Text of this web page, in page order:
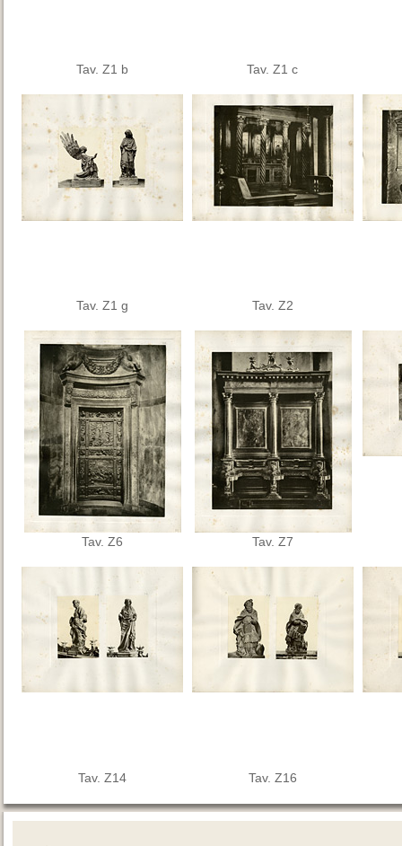
Tav. Z1 b Tav. Z1 c
Tav. Z1 g Tav. Z2
Tav. Z6 Tav. Z7
Tav. Z14 Tav. Z16